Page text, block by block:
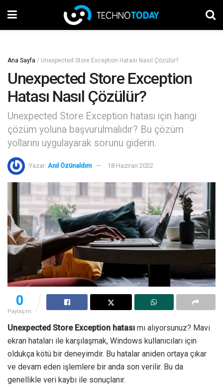
Ana Sayfa / Unexpected Store Exception Hatası Nasıl Çözülür?
Unexpected Store Exception
Hatası Nasıl Çözülür?
Unexpected Store Exception hatası için hangi
çözüm yoluna başvurulmalıdır? Bu çözüm
yollarını uygulayarak sorunu giderin.
Yazar: Anıl Özünaldım 18 Haziran 2022
0
Paylaşım
Unexpected Store Exception hatası mı alıyorsunuz? Mavi
ekran hataları ile karşılaşmak, Windows kullanıcıları için
oldukça kötü bir deneyimdir. Bu hatalar aniden ortaya çıkar
ve devam eden işlemlere bir anda son verilir. Bu da
genellikle veri kaybı ile sonuçlanır.